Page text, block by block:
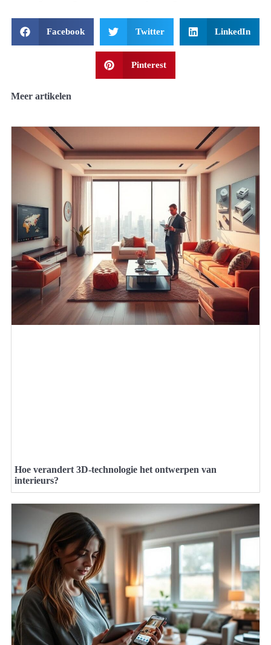
Facebook Twitter LinkedIn
Pinterest
Meer artikelen
Hoe verandert 3D-technologie het ontwerpen van
interieurs?